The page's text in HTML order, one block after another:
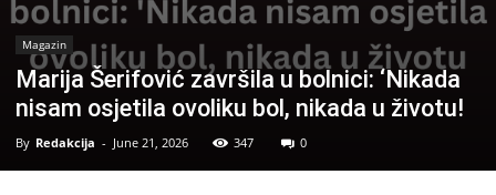
Magazin
Marija Šerifović završila u bolnici: ‘Nikada
nisam osjetila ovoliku bol, nikada u životu!
By Redakcija - June 21, 2026 347 0